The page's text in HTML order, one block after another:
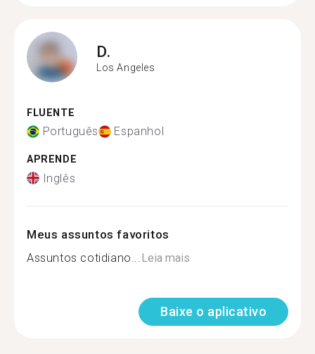
D.
Los Angeles
FLUENTE
Português Espanhol
APRENDE
Inglês
Meus assuntos favoritos
Assuntos cotidiano... Leia mais
Baixe o aplicativo